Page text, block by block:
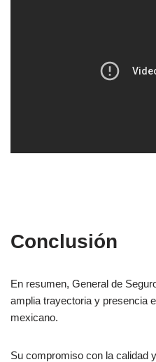
Conclusión
En resumen, General de
amplia trayectoria y presencia
mexicano.
Su compromiso con la calidad